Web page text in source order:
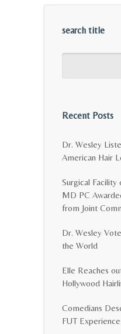
search title
Recent Posts
Dr. Wesley
American Hair
Surgical Facility
MD PC
from Joint
Dr. Wesley
the World
Elle Reaches
Hollywood
Comedians
FUT